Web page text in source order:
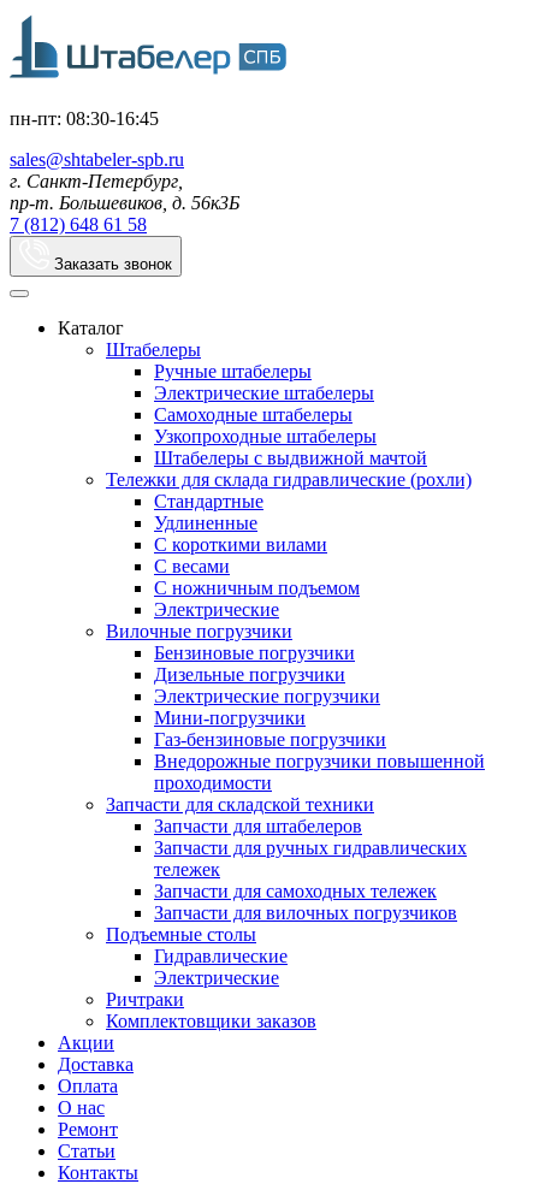
пн-пт: 08:30-16:45
sales@shtabeler-spb.ru
г. Санкт-Петербург,
пр-т. Большевиков, д. 56к3Б
7 (812) 648 61 58
Заказать звонок
Каталог
Штабелеры
Ручные штабелеры
Электрические штабелеры
Самоходные штабелеры
Узкопроходные штабелеры
Штабелеры с выдвижной мачтой
Тележки для склада гидравлические (рохли)
Стандартные
Удлиненные
С короткими вилами
С весами
С ножничным подъемом
Электрические
Вилочные погрузчики
Бензиновые погрузчики
Дизельные погрузчики
Электрические погрузчики
Мини-погрузчики
Газ-бензиновые погрузчики
Внедорожные погрузчики повышенной
проходимости
Запчасти для складской техники
Запчасти для штабелеров
Запчасти для ручных гидравлических
тележек
Запчасти для самоходных тележек
Запчасти для вилочных погрузчиков
Подъемные столы
Гидравлические
Электрические
Ричтраки
Комплектовщики заказов
Акции
Доставка
Оплата
О нас
Ремонт
Статьи
Контакты